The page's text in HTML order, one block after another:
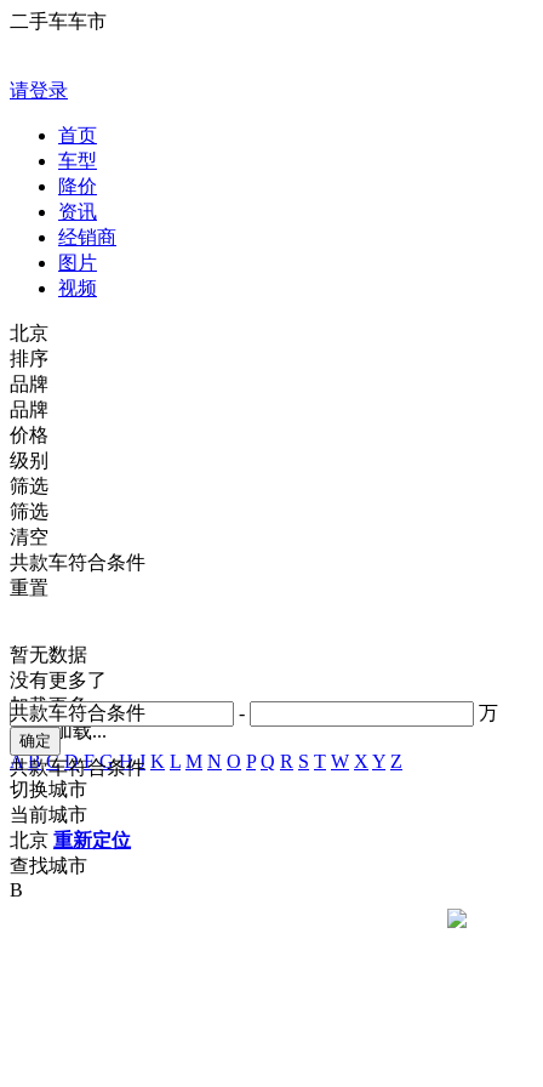
二手车车市
请登录
首页
车型
降价
资讯
经销商
图片
视频
北京
排序
品牌
品牌
价格
- 万
共款车符合条件
级别
共款车符合条件
筛选
筛选
清空
共款车符合条件
重置
暂无数据
没有更多了
加载更多
正在加载...
A B C D F G H J K L M N O P Q R S T W X Y Z
切换城市
当前城市
北京 重新定位
查找城市
B